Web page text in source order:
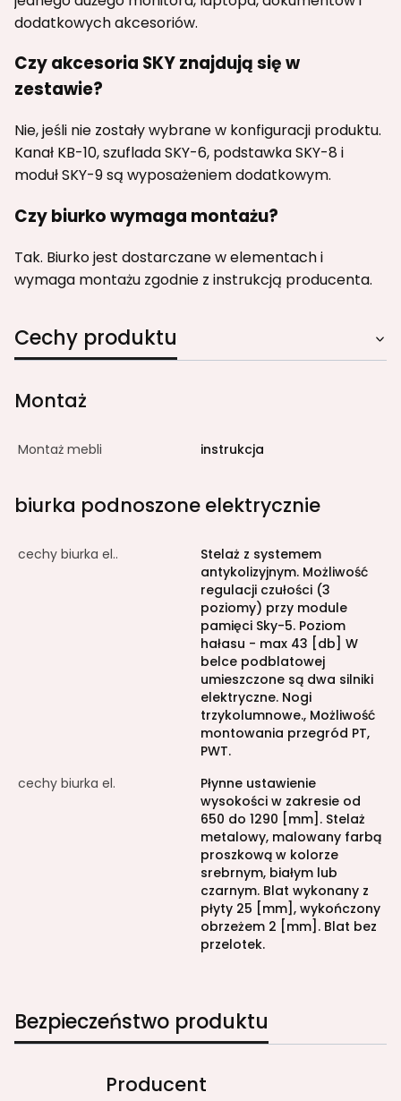
dodatkowych akcesoriów.
Czy akcesoria SKY znajdują się w
zestawie?
Nie, jeśli nie zostały wybrane w konfiguracji produktu.
Kanał KB-10, szuflada SKY-6, podstawka SKY-8 i
moduł SKY-9 są wyposażeniem dodatkowym.
Czy biurko wymaga montażu?
Tak. Biurko jest dostarczane w elementach i
wymaga montażu zgodnie z instrukcją producenta.
Cechy produktu
Montaż
Montaż mebli instrukcja
biurka podnoszone elektrycznie
cechy biurka el..
Stelaż z systemem
antykolizyjnym. Możliwość
regulacji czułości (3
poziomy) przy module
pamięci Sky-5. Poziom
hałasu - max 43 [db] W
belce podblatowej
umieszczone są dwa silniki
elektryczne. Nogi
trzykolumnowe., Możliwość
montowania przegród PT,
PWT.
cechy biurka el.
Płynne ustawienie
wysokości w zakresie od
650 do 1290 [mm]. Stelaż
metalowy, malowany farbą
proszkową w kolorze
srebrnym, białym lub
czarnym. Blat wykonany z
płyty 25 [mm], wykończony
obrzeżem 2 [mm]. Blat bez
przelotek.
Bezpieczeństwo produktu
Producent